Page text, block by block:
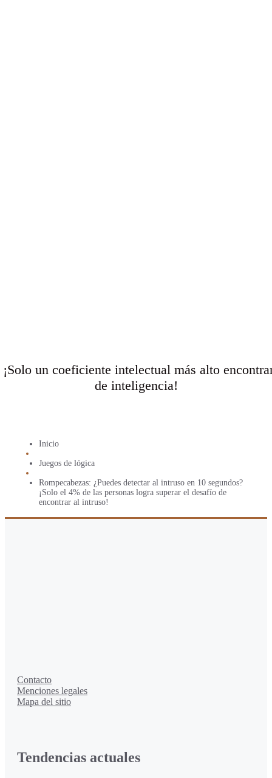
un coeficiente intelectual más alto
de inteligencia!
Inicio
Juegos de lógica
Rompecabezas: ¿Puedes detectar al intruso en 10 segundos?
¡Solo el 4% de las personas logra superar el desafío de
encontrar al intruso!
Contacto
Menciones legales
Mapa del sitio
Tendencias actuales
Facebook